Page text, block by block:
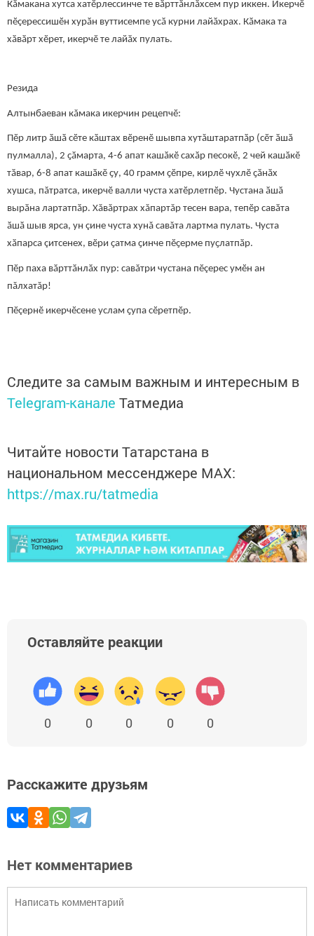
Кӑмакана хутса хатӗрлессинче те вӑрттӑнлӑхсем пур иккен. Икерчӗ
пӗçерессишӗн хурӑн вуттисемпе усӑ курни лайӑхрах. Кӑмака та
хӑвӑрт хӗрет, икерчӗ те лайӑх пулать.
Резида
Алтынбаеван кăмака икерчин рецепчӗ:
Пӗр литр ӑшӑ сӗте кӑштах вӗренӗ шывпа хутăштаратпӑр (сӗт ӑшӑ
пулмалла), 2 ҫӑмарта, 4-6 апат кашӑкӗ сахӑр песокӗ, 2 чей кашӑкӗ
тӑвар, 6-8 апат кашӑкӗ ҫу, 40 грамм ҫӗпре, кирлӗ чухлӗ ҫӑнӑх
хушса, пăтратса, икерчӗ валли чуста хатӗрлетпӗр. Чустана ӑшӑ
вырӑна лартатпӑр. Хăвăртрах хăпартăр тесен вара, тепӗр савӑта
ӑшӑ шыв ярса, ун çине чуста хунă савăта лартма пулать. Чуста
хӑпарса çитсенех, вӗри ҫатма ҫинче пӗҫерме пуҫлатпӑр.
Пӗр паха вӑрттӑнлӑх пур: савăтри чустана пӗçерес умӗн ан
пăлхатăр!
Пӗçернӗ икерчӗсене услам ҫупа сӗретпӗр.
Следите за самым важным и интересным в
Telegram-канале Татмедиа
Читайте новости Татарстана в
национальном мессенджере MАХ:
https://max.ru/tatmedia
Оставляйте реакции
0 0 0 0 0
Расскажите друзьям
Нет комментариев